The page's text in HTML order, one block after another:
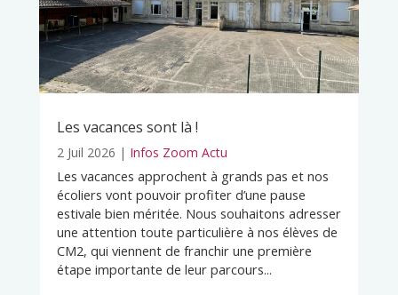
Les vacances sont là !
2 Juil 2026 | Infos Zoom Actu
Les vacances approchent à grands pas et nos
écoliers vont pouvoir profiter d’une pause
estivale bien méritée. Nous souhaitons adresser
une attention toute particulière à nos élèves de
CM2, qui viennent de franchir une première
étape importante de leur parcours...